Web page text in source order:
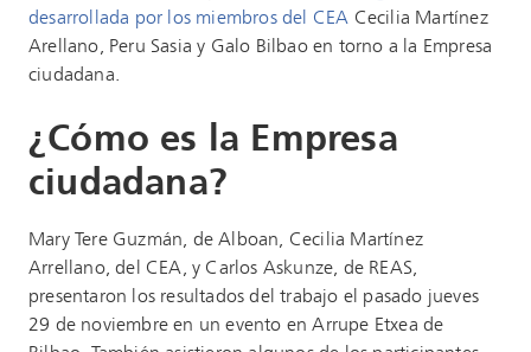
desarrollada por los miembros del CEA Cecilia Martínez
Arellano, Peru Sasia y Galo Bilbao en torno a la Empresa
ciudadana.
¿Cómo es la Empresa
ciudadana?
Mary Tere Guzmán, de Alboan, Cecilia Martínez
Arrellano, del CEA, y Carlos Askunze, de REAS,
presentaron los resultados del trabajo el pasado jueves
29 de noviembre en un evento en Arrupe Etxea de